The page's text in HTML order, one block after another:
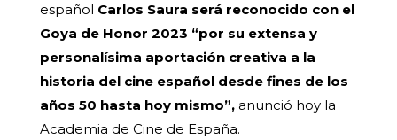
español Carlos Saura será reconocido con el
Goya de Honor 2023 “por su extensa y
personalísima aportación creativa a la
historia del cine español desde fines de los
años 50 hasta hoy mismo”,anunció hoy la
Academia de Cine de España.